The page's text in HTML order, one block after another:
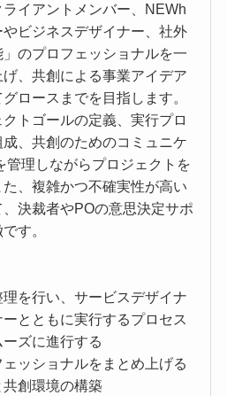
ライアントメンバー、NEWh
ビジネスデザイナー、社外
のプロフェッショナルを一
、共創による事業アイデア
ロースまでを目指します。
トゴールの定義、実行プロ
、共創のためのコミュニケ
管理しながらプロジェクトを
、複雑かつ不確実性が高い
決裁者やPOの意思決定サポ
す。
理を行い、サービスデザイナ
とともに実行するプロセス
ズに進行する
ェッショナルをまとめ上げる
創環境の構築